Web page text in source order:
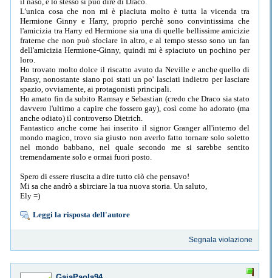
L'unica cosa che non mi è piaciuta molto è tutta la vicenda tra
Hermione Ginny e Harry, proprio perchè sono convintissima che
l'amicizia tra Harry ed Hermione sia una di quelle bellissime amicizie
fraterne che non può sfociare in altro, e al tempo stesso sono un fan
dell'amicizia Hermione-Ginny, quindi mi è spiaciuto un pochino per
loro.
Ho trovato molto dolce il riscatto avuto da Neville e anche quello di
Pansy, nonostante siano poi stati un po' lasciati indietro per lasciare
spazio, ovviamente, ai protagonisti principali.
Ho amato fin da subito Ramsay e Sebastian (credo che Draco sia stato
davvero l'ultimo a capire che fossero gay), così come ho adorato (ma
anche odiato) il controverso Dietrich.
Fantastico anche come hai inserito il signor Granger all'interno del
mondo magico, trovo sia giusto non averlo fatto tornare solo soletto
nel mondo babbano, nel quale secondo me si sarebbe sentito
tremendamente solo e ormai fuori posto.
Spero di essere riuscita a dire tutto ciò che pensavo!
Mi sa che andrò a sbirciare la tua nuova storia. Un saluto,
Ely =)
Leggi la risposta dell'autore
Segnala violazione